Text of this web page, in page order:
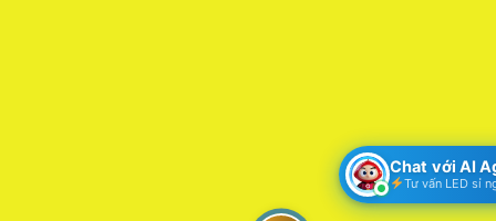
Chat với AI
Tư vấn LED sỉ